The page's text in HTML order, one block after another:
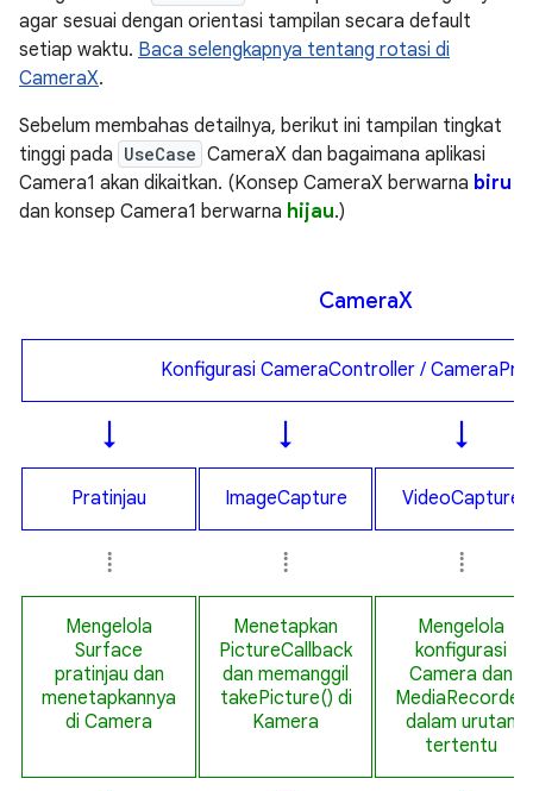
agar sesuai dengan orientasi tampilan secara default
setiap waktu. Baca selengkapnya tentang rotasi di
CameraX.
Sebelum membahas detailnya, berikut ini tampilan tingkat
tinggi pada UseCase CameraX dan bagaimana aplikasi
Camera1 akan dikaitkan. (Konsep CameraX berwarna biru
dan konsep Camera1 berwarna hijau.)
CameraX
Konfigurasi CameraController /
↓ ↓ ↓
Pratinjau ImageCapture VideoCapture
⁞ ⁞ ⁞
Mengelola
Surface
pratinjau dan
menetapkannya
di Camera
Menetapkan
PictureCallback
dan memanggil
takePicture() di
Kamera
Mengelola
konfigurasi
Camera dan
MediaRecorder
dalam urutan
tertentu